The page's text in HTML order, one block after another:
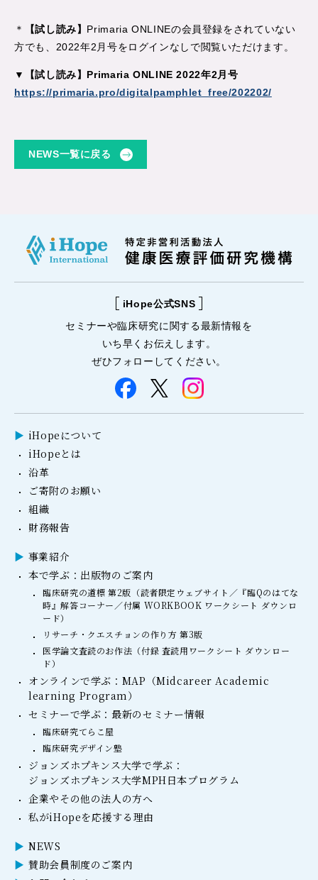
＊ 【試し読み】 Primaria ONLINEの会員登録をされていない
方でも、2022年2月号をログインなしで閲覧いただけます。
▼【試し読み】Primaria ONLINE 2022年2月号
https://primaria.pro/digitalpamphlet_free/202202/
NEWS一覧に戻る
iHope公式SNS
セミナーや臨床研究に関する最新情報を
いち早くお伝えします。
ぜひフォローしてください。
iHopeについて
iHopeとは
沿革
ご寄附のお願い
組織
財務報告
事業紹介
本で学ぶ：出版物のご案内
臨床研究の道標 第2版（読者限定ウェブサイト／『臨Qのはてな
時』解答コーナー／付属 WORKBOOK ワークシート ダウンロ
ード）
リサーチ・クエスチョンの作り方 第3版
医学論文査読のお作法（付録 査読用ワークシート ダウンロー
ド）
オンラインで学ぶ：MAP（Midcareer Academic
learning Program）
セミナーで学ぶ：最新のセミナー情報
臨床研究てらこ屋
臨床研究デザイン塾
ジョンズホプキンス大学で学ぶ：
ジョンズホプキンス大学MPH日本プログラム
企業やその他の法人の方へ
私がiHopeを応援する理由
NEWS
賛助会員制度のご案内